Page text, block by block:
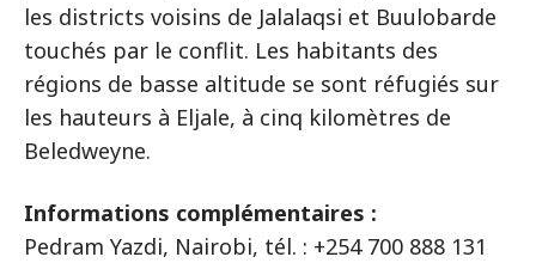
les districts voisins de Jalalaqsi et Buulobarde
touchés par le conflit. Les habitants des
régions de basse altitude se sont réfugiés sur
les hauteurs à Eljale, à cinq kilomètres de
Beledweyne.
Informations complémentaires :
Pedram Yazdi, Nairobi, tél. : +254 700 888 131